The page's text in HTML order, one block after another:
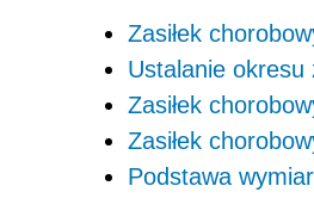
Zasiłek
Ustalanie okresu
Zasiłek
Zasiłek
Podstawa